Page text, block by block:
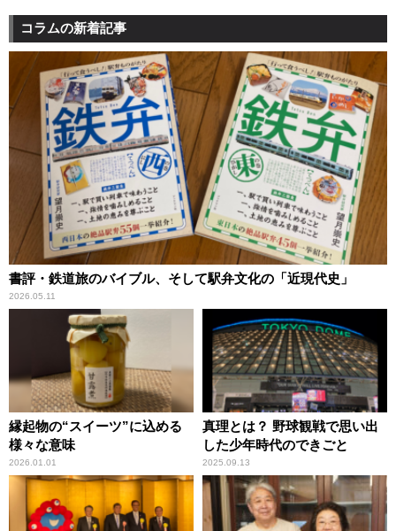
コラムの新着記事
書評・鉄道旅のバイブル、そして駅弁文化の「近現代史」
2026.05.11
縁起物の“スイーツ”に込める
様々な意味
2026.01.01
真理とは？ 野球観戦で思い出
した少年時代のできごと
2025.09.13